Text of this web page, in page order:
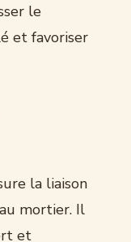
le
et favoriser
la liaison
mortier. Il
et